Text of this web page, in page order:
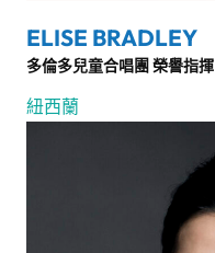
ELISE BRADLEY
多倫多兒童合唱團 榮譽指揮
紐西蘭